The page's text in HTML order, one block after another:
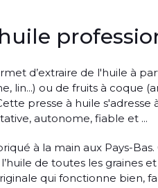
d’extraire de l'huile à
lin...) ou de fruits à coque
presse à huile
autonome, fiable et ...
à la main aux Pays-
de toutes les graines
qui fonctionne bien,